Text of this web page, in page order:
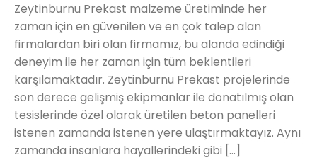
Zeytinburnu Prekast malzeme üretiminde her
zaman için en güvenilen ve en çok talep alan
firmalardan biri olan firmamız, bu alanda edindiği
deneyim ile her zaman için tüm beklentileri
karşılamaktadır. Zeytinburnu Prekast projelerinde
son derece gelişmiş ekipmanlar ile donatılmış olan
tesislerinde özel olarak üretilen beton panelleri
istenen zamanda istenen yere ulaştırmaktayız. Aynı
zamanda insanlara hayallerindeki gibi […]